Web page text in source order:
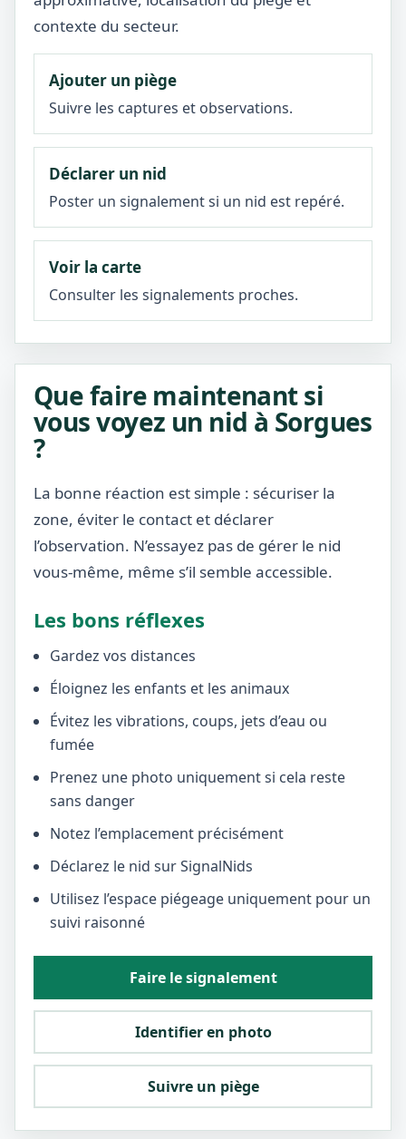
contexte du secteur.
Ajouter un piège
Suivre les captures et observations.
Déclarer un nid
Poster un signalement si un nid est repéré.
Voir la carte
Consulter les signalements proches.
Que faire maintenant si
vous voyez un nid à Sorgues
?
La bonne réaction est simple : sécuriser la
zone, éviter le contact et déclarer
l’observation. N’essayez pas de gérer le nid
vous-même, même s’il semble accessible.
Les bons réflexes
Gardez vos distances
Éloignez les enfants et les animaux
Évitez les vibrations, coups, jets d’eau ou
fumée
Prenez une photo uniquement si cela reste
sans danger
Notez l’emplacement précisément
Déclarez le nid sur SignalNids
Utilisez l’espace piégeage uniquement pour un
suivi raisonné
Faire le signalement
Identifier en photo
Suivre un piège